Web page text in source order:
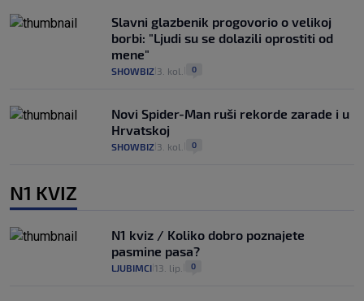
Slavni glazbenik progovorio o velikoj
borbi: "Ljudi su se dolazili oprostiti od
mene"
SHOWBIZ 3. kol. 0
Novi Spider-Man ruši rekorde zarade i u
Hrvatskoj
SHOWBIZ 3. kol. 0
N1 KVIZ
N1 kviz / Koliko dobro poznajete
pasmine pasa?
LJUBIMCI 13. lip. 0